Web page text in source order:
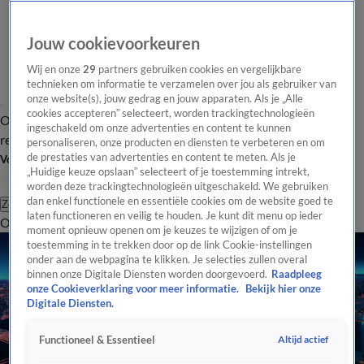
Overzicht Laatste nieuws Regionieuws Het beste van Hart
Tip de
redactie
Volg Hart van Nederland
Zoeken
OverzichtRegioUitzendingenWeerTip de redactiePanelVideo's
Jouw cookievoorkeuren
Wij en onze29 partners gebruiken cookies en vergelijkbare
technieken om informatie te verzamelen over jou als gebruiker van
onze website(s), jouw gedrag en jouw apparaten. Als je „Alle
cookies accepteren” selecteert, worden trackingtechnologieën
ingeschakeld om onze advertenties en content te kunnen
personaliseren, onze producten en diensten te verbeteren en om
de prestaties van advertenties en content te meten. Als je
„Huidige keuze opslaan” selecteert of je toestemming intrekt,
worden deze trackingtechnologieën uitgeschakeld. We gebruiken
dan enkel functionele en essentiële cookies om de website goed te
laten functioneren en veilig te houden. Je kunt dit menu op ieder
moment opnieuw openen om je keuzes te wijzigen of om je
toestemming in te trekken door op de link Cookie-instellingen
onder aan de webpagina te klikken. Je selecties zullen overal
binnen onze Digitale Diensten worden doorgevoerd. Raadpleeg
onze Cookieverklaring voor meer informatie.
Bekijk hier onze
Digitale Diensten.
Functioneel & Essentieel Altijd actief